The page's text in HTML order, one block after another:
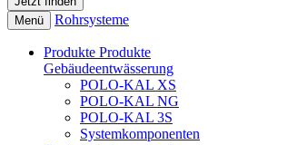
Menü Rohrsysteme
Produkte Produkte
Gebäudeentwässerung
POLO-KAL XS
POLO-KAL NG
POLO-KAL 3S
Systemkomponenten